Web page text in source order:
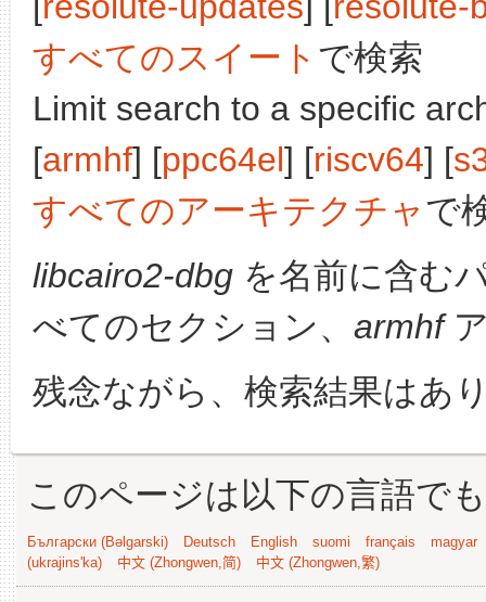
すべてのスイート で検索
Limit search to a specific
[armhf] [ppc64el] [riscv64] [
すべてのアーキテクチャで
libcairo2-dbg を名前に含む
べてのセクション、 armhf
残念ながら、検索結果はあ
このページは以下の言語で
Български (Bəlgarski) Deutsch English suomi français
magyar
(ukrajins'ka)
中文 (Zhongwen,简) 中文 (Zhongwen,繁)